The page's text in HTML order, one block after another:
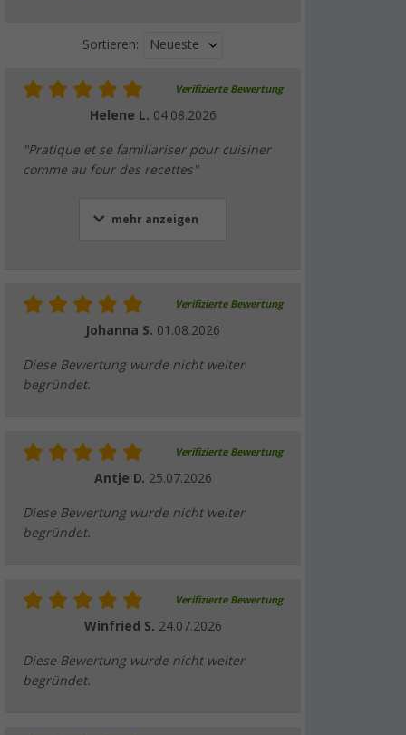
Omnia Backblech perforiert
(10)
19,99€UVP24,- €
20,99 €
Transporttasche & Topflappen
69,99€
(4)
14,99€
Sortieren: Neueste
Verifizierte Bewertung
Helene L. 04.08.2026
"Pratique et se familiariser pour cuisiner
comme au four des recettes"
mehr anzeigen
Verifizierte Bewertung
Johanna S. 01.08.2026
Diese Bewertung wurde nicht weiter
begründet.
Verifizierte Bewertung
Antje D. 25.07.2026
Diese Bewertung wurde nicht weiter
begründet.
Verifizierte Bewertung
Winfried S. 24.07.2026
Diese Bewertung wurde nicht weiter
begründet.